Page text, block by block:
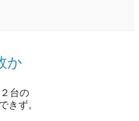
か
台の
きず。